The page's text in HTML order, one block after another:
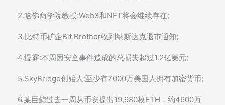
2.哈佛商学院教授:Web3和NFT将会继续存在;
3.比特币矿企Bit Brother收到纳斯达克退市通知;
4.慢雾:本周因安全事件造成的总损失超过1.2亿美元;
5.SkyBridge创始人:至少有7000万美国人拥有加密货币;
6.某巨鲸过去一周从币安提出19,980枚ETH，约4600万